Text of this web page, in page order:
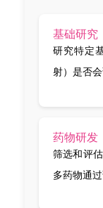
基础研究
研究特定
射）是否
药物研发
筛选和评
多药物通